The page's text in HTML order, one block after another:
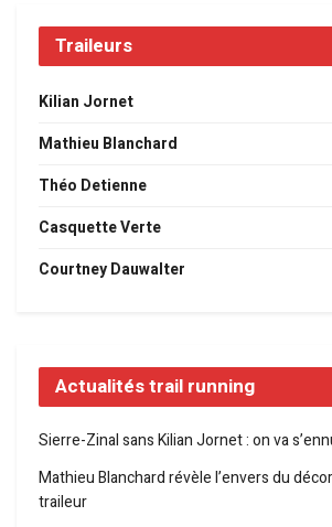
Traileurs
Kilian Jornet
Mathieu Blanchard
Théo Detienne
Casquette Verte
Courtney Dauwalter
Actualités trail running
Sierre-Zinal sans Kilian Jornet : on va
Mathieu Blanchard révèle l’envers du
traileur